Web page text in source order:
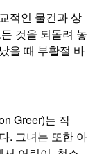
적인 물건과 상
것을 되돌려 놓
을 때 부활절 바
Greer)는 작
. 그녀는 또한 아